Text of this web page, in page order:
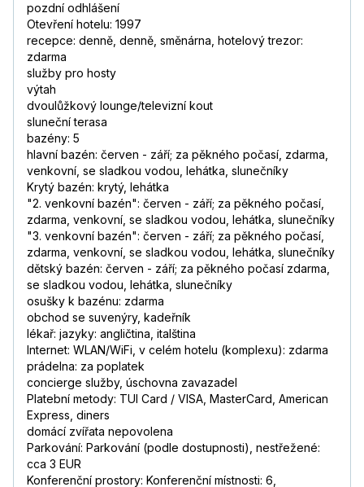
pozdní odhlášení
Otevření hotelu: 1997
recepce: denně, denně, směnárna, hotelový trezor:
zdarma
služby pro hosty
výtah
dvoulůžkový lounge/televizní kout
sluneční terasa
bazény: 5
hlavní bazén: červen - září; za pěkného počasí, zdarma,
venkovní, se sladkou vodou, lehátka, slunečníky
Krytý bazén: krytý, lehátka
"2. venkovní bazén": červen - září; za pěkného počasí,
zdarma, venkovní, se sladkou vodou, lehátka, slunečníky
"3. venkovní bazén": červen - září; za pěkného počasí,
zdarma, venkovní, se sladkou vodou, lehátka, slunečníky
dětský bazén: červen - září; za pěkného počasí zdarma,
se sladkou vodou, lehátka, slunečníky
osušky k bazénu: zdarma
obchod se suvenýry, kadeřník
lékař: jazyky: angličtina, italština
Internet: WLAN/WiFi, v celém hotelu (komplexu): zdarma
prádelna: za poplatek
concierge služby, úschovna zavazadel
Platební metody: TUI Card / VISA, MasterCard, American
Express, diners
domácí zvířata nepovolena
Parkování: Parkování (podle dostupnosti), nestřežené:
cca 3 EUR
Konferenční prostory: Konferenční místnosti: 6,